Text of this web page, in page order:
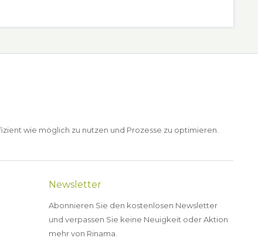
wie möglich zu nutzen und Prozesse zu optimieren.
Newsletter
Abonnieren Sie den kostenlosen Newsletter
und verpassen Sie keine Neuigkeit oder Aktion
mehr von Rinama.